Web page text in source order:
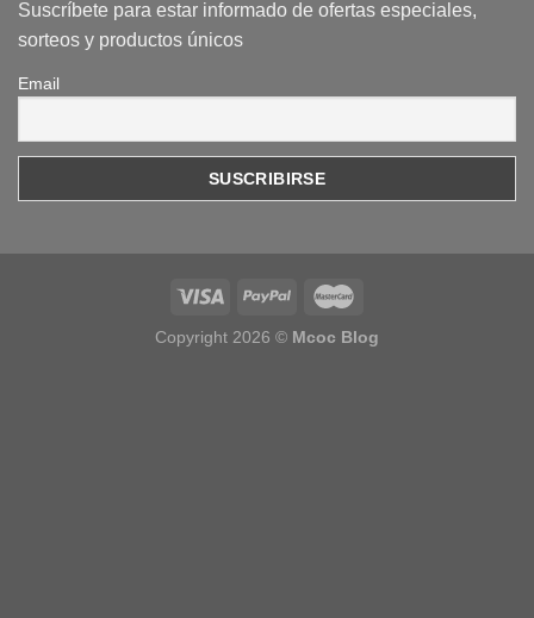
Suscríbete para estar informado de ofertas especiales,
sorteos y productos únicos
Email
Copyright 2026 © Mcoc Blog